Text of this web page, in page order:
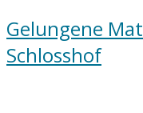
Gelungene
Schlosshof